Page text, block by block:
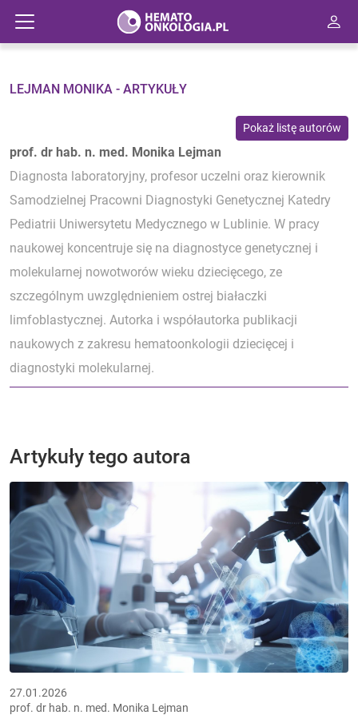
LEJMAN MONIKA - ARTYKUŁY
Pokaż listę autorów
prof. dr hab. n. med. Monika Lejman
Diagnosta laboratoryjny, profesor uczelni oraz kierownik
Samodzielnej Pracowni Diagnostyki Genetycznej Katedry
Pediatrii Uniwersytetu Medycznego w Lublinie. W pracy
naukowej koncentruje się na diagnostyce genetycznej i
molekularnej nowotworów wieku dziecięcego, ze
szczególnym uwzględnieniem ostrej białaczki
limfoblastycznej. Autorka i współautorka publikacji
naukowych z zakresu hematoonkologii dziecięcej i
diagnostyki molekularnej.
Artykuły tego autora
27.01.2026
prof. dr hab. n. med. Monika Lejman